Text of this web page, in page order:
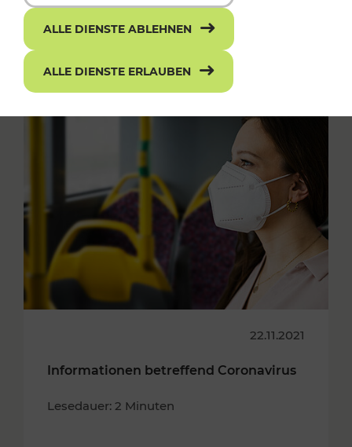
22.11.2021
Informationen betreffend Coronavirus
Lesedauer: 2 Minuten
ALLE DIENSTE ABLEHNEN
ALLE DIENSTE ERLAUBEN